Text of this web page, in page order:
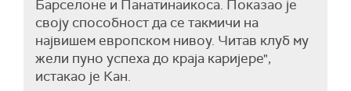
Барселоне и Панатинаикоса. Показао је
своју способност да се такмичи на
највишем европском нивоу. Читав клуб му
жели пуно успеха до краја каријере",
истакао је Кан.